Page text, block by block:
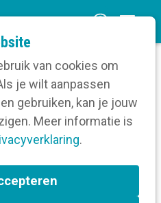
van cookies om
je wilt aanpassen
gebruiken, kan je jouw
Meer informatie is
.
n
m